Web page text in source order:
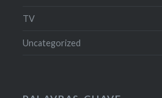
TV
Uncategorized